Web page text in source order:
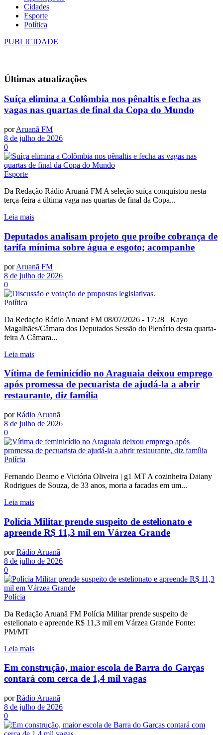
Cidades
Esporte
Política
PUBLICIDADE
Últimas atualizações
Suíça elimina a Colômbia nos pênaltis e fecha as
vagas nas quartas de final da Copa do Mundo
por Aruanã FM
8 de julho de 2026
0
Esporte
Da Redação Rádio Aruanã FM A seleção suíça conquistou nesta
terça-feira a última vaga nas quartas de final da Copa...
Leia mais
Deputados analisam projeto que proíbe cobrança de
tarifa mínima sobre água e esgoto; acompanhe
por Aruanã FM
8 de julho de 2026
0
Política
Da Redação Rádio Aruanã FM 08/07/2026 - 17:28 Kayo
Magalhães/Câmara dos Deputados Sessão do Plenário desta quarta-
feira A Câmara...
Leia mais
Vítima de feminicídio no Araguaia deixou emprego
após promessa de pecuarista de ajudá-la a abrir
restaurante, diz família
por Rádio Aruanã
8 de julho de 2026
0
Polícia
Fernando Deamo e Victória Oliveira | g1 MT A cozinheira Daiany
Rodrigues de Souza, de 33 anos, morta a facadas em um...
Leia mais
Polícia Militar prende suspeito de estelionato e
apreende R$ 11,3 mil em Várzea Grande
por Rádio Aruanã
8 de julho de 2026
0
Polícia
Da Redação Aruanã FM Polícia Militar prende suspeito de
estelionato e apreende R$ 11,3 mil em Várzea Grande Fonte:
PM/MT
Leia mais
Em construção, maior escola de Barra do Garças
contará com cerca de 1,4 mil vagas
por Rádio Aruanã
8 de julho de 2026
0